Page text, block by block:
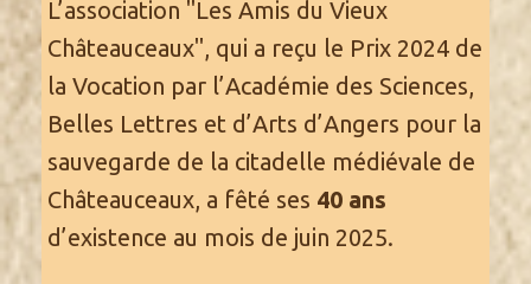
L’association "Les Amis du Vieux
Châteauceaux", qui a reçu le Prix 2024 de
la Vocation par l’Académie des Sciences,
Belles Lettres et d’Arts d’Angers pour la
sauvegarde de la citadelle médiévale de
Châteauceaux, a fêté ses 40 ans
d’existence au mois de juin 2025.